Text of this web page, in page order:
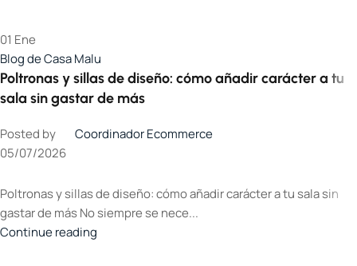
01 Ene
Blog de Casa Malu
Poltronas y sillas de diseño: cómo añadir carácter a tu
sala sin gastar de más
Posted by
Coordinador Ecommerce
05/07/2026
Poltronas y sillas de diseño: cómo añadir carácter a tu sala sin
gastar de más No siempre se nece...
Continue reading